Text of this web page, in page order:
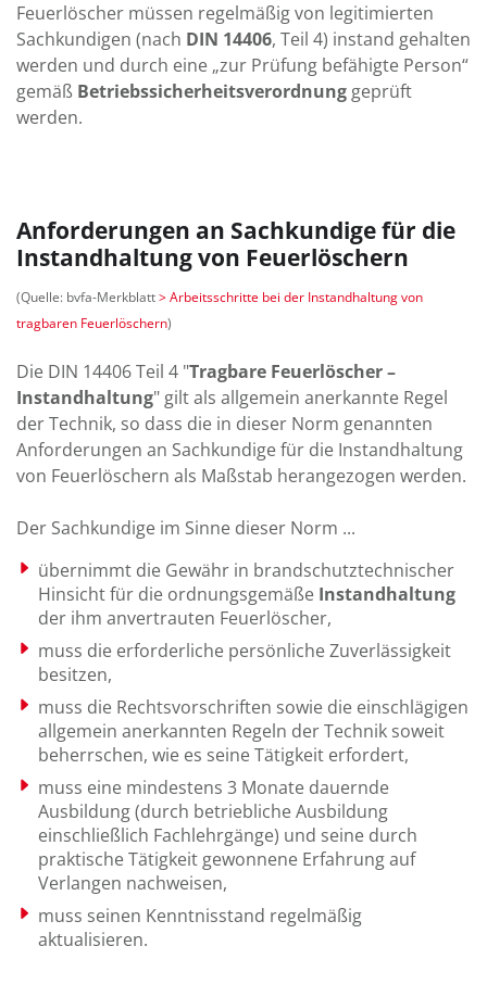
Feuerlöscher müssen regelmäßig von legitimierten
Sachkundigen (nach DIN 14406, Teil 4) instand gehalten
werden und durch eine „zur Prüfung befähigte Person“
gemäß Betriebssicherheitsverordnung geprüft
werden.
Anforderungen an Sachkundige für die
Instandhaltung von Feuerlöschern
(Quelle: bvfa-Merkblatt> Arbeitsschritte bei der Instandhaltung von
tragbaren Feuerlöschern)
Die DIN 14406 Teil 4 "Tragbare Feuerlöscher –
Instandhaltung" gilt als allgemein anerkannte Regel
der Technik, so dass die in dieser Norm genannten
Anforderungen an Sachkundige für die Instandhaltung
von Feuerlöschern als Maßstab herangezogen werden.
Der Sachkundige im Sinne dieser Norm ...
übernimmt die Gewähr in brandschutztechnischer
Hinsicht für die ordnungsgemäße Instandhaltung
der ihm anvertrauten Feuerlöscher,
muss die erforderliche persönliche Zuverlässigkeit
besitzen,
muss die Rechtsvorschriften sowie die einschlägigen
allgemein anerkannten Regeln der Technik soweit
beherrschen, wie es seine Tätigkeit erfordert,
muss eine mindestens 3 Monate dauernde
Ausbildung (durch betriebliche Ausbildung
einschließlich Fachlehrgänge) und seine durch
praktische Tätigkeit gewonnene Erfahrung auf
Verlangen nachweisen,
muss seinen Kenntnisstand regelmäßig
aktualisieren.